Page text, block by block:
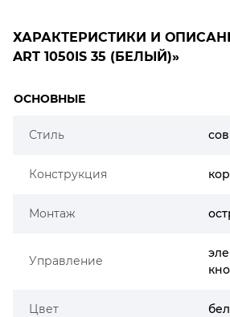
ХАРАКТЕРИСТИКИ И
ART 1050IS 35 (БЕЛЫЙ)»
ОСНОВНЫЕ
Стиль
Конструкция
Монтаж
Управление
Цвет